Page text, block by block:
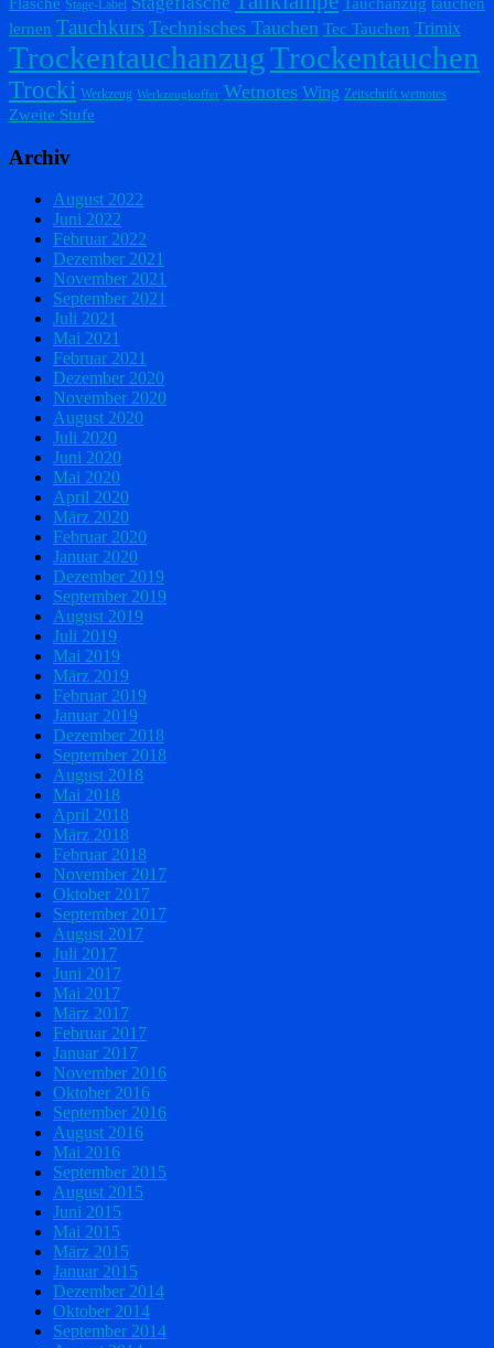
Stage-Label
lernen Tauchkurs Technisches Tauchen Tec Tauchen Trimix
TrockentauchanzugTrockentauchen
Trocki Werkzeug Werkzeugkoffer Wetnotes Wing Zeitschrift wetnotes
Zweite Stufe
Archiv
August 2022
Juni 2022
Februar 2022
Dezember 2021
November 2021
September 2021
Juli 2021
Mai 2021
Februar 2021
Dezember 2020
November 2020
August 2020
Juli 2020
Juni 2020
Mai 2020
April 2020
März 2020
Februar 2020
Januar 2020
Dezember 2019
September 2019
August 2019
Juli 2019
Mai 2019
März 2019
Februar 2019
Januar 2019
Dezember 2018
September 2018
August 2018
Mai 2018
April 2018
März 2018
Februar 2018
November 2017
Oktober 2017
September 2017
August 2017
Juli 2017
Juni 2017
Mai 2017
März 2017
Februar 2017
Januar 2017
November 2016
Oktober 2016
September 2016
August 2016
Mai 2016
September 2015
August 2015
Juni 2015
Mai 2015
März 2015
Januar 2015
Dezember 2014
Oktober 2014
September 2014